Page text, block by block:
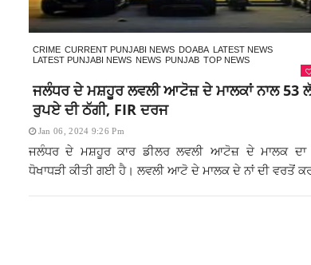
CRIME CURRENT PUNJABI NEWS DOABA LATEST NEWS
LATEST PUNJABI NEWS NEWS PUNJAB TOP NEWS
ਜਲੰਧਰ ਦੇ ਮਸ਼ਹੂਰ ਲਵਲੀ ਆਟੋਜ਼ ਦੇ ਮਾਲਕਾਂ ਨਾਲ 53
ਰੁਪਏ ਦੀ ਠੱਗੀ, FIR ਦਰਜ
Jan 06, 2024 9:26 Pm
ਜਲੰਧਰ ਦੇ ਮਸ਼ਹੂਰ ਕਾਰ ਡੀਲਰ ਲਵਲੀ ਆਟੋਜ਼ ਦੇ ਮਾਲਕ ਦਾ
ਧੋਖਾਧੜੀ ਕੀਤੀ ਗਈ ਹੈ। ਲਵਲੀ ਆਟੋ ਦੇ ਮਾਲਕ ਦੇ ਨਾਂ ਦੀ ਵਰਤੋਂ